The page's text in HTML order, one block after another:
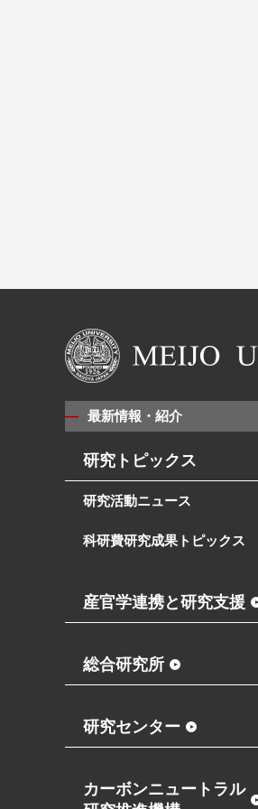
最新情報・紹介
研究トピックス
研究活動ニュース
科研費研究成果トピックス
産官学連携と研究支援
総合研究所
研究センター
カーボンニュートラル